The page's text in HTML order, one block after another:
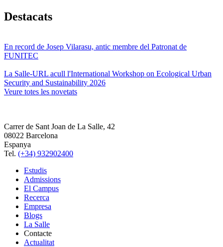
Destacats
En record de Josep Vilarasu, antic membre del Patronat de
FUNITEC
La Salle-URL acull l'International Workshop on Ecological Urban
Security and Sustainability 2026
Veure totes les novetats
Carrer de Sant Joan de La Salle, 42
08022 Barcelona
Espanya
Tel. (+34) 932902400
Estudis
Admissions
El Campus
Recerca
Empresa
Blogs
La Salle
Contacte
Actualitat